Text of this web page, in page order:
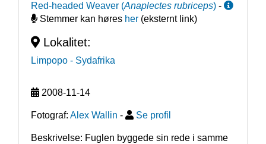
Red-headed Weaver (Anaplectes rubriceps) -
Stemmer kan høres her(eksternt link)
Lokalitet:
Limpopo - Sydafrika
2008-11-14
Fotograf: Alex Wallin - Se profil
Beskrivelse: Fuglen byggede sin rede i samme